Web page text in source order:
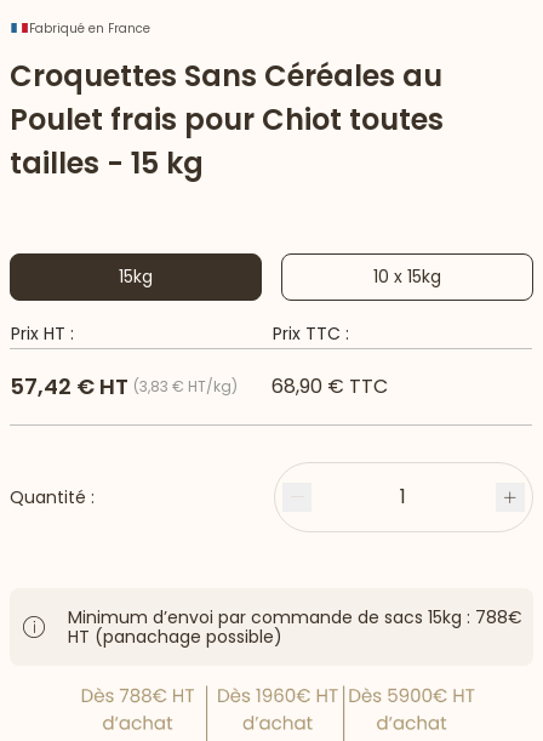
le bas
Fabriqué en France
Croquettes Sans Céréales au
Poulet frais pour Chiot toutes
tailles - 15 kg
15kg 10 x 15kg
Prix HT : Prix TTC :
57,42 € HT (3,83 € HT/kg) 68,90 € TTC
Quantité : Moins 1
Minimum d’envoi par commande de sacs 15kg : 788€
HT (panachage possible)